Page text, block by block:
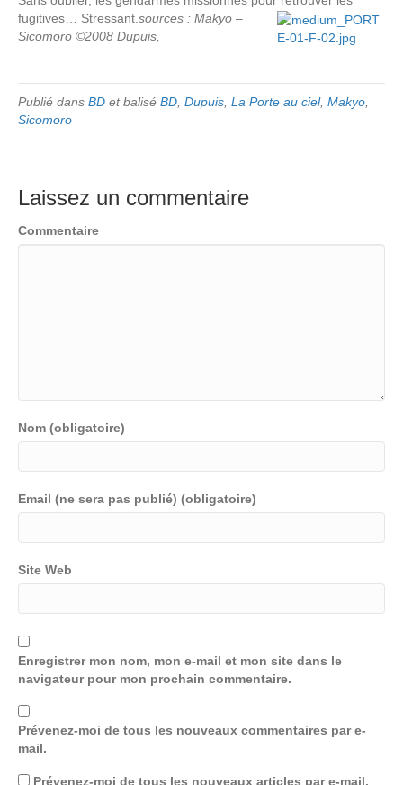
fugitives… Stressant. sources : Makyo –
Sicomoro ©2008 Dupuis,
Publié dans BD et balisé BD Dupuis La Porte au ciel, Makyo
Sicomoro
Laissez un commentaire
Commentaire
Nom (obligatoire)
Email (ne sera pas publié) (obligatoire)
Site Web
Enregistrer mon nom, mon e-mail et mon site dans le
navigateur pour mon prochain commentaire.
Prévenez-moi de tous les nouveaux commentaires par e-
mail.
Prévenez-moi de tous les nouveaux articles par e-mail.